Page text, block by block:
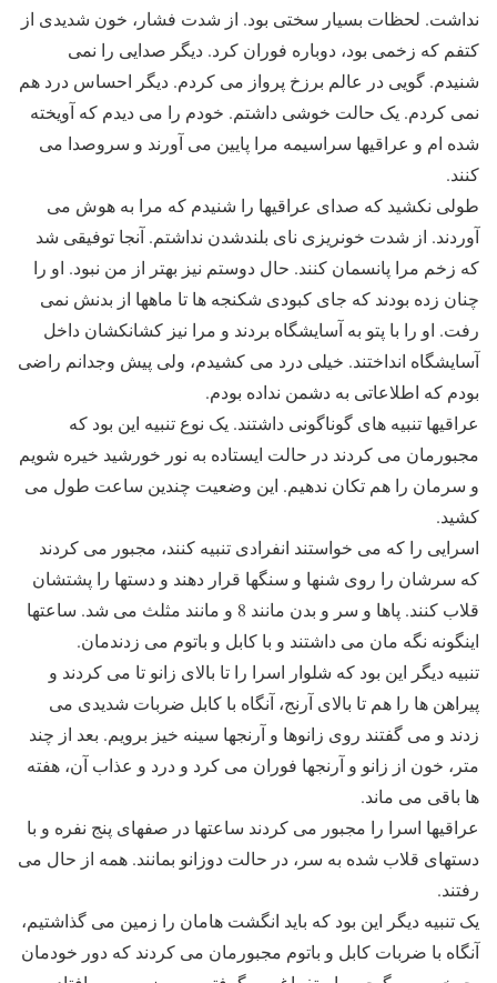
نداشت. لحظات بسیار سختی بود. از شدت فشار، خون شدیدی از
کتفم که زخمی بود، دوباره فوران کرد. دیگر صدایی را نمی
شنیدم. گویی در عالم برزخ پرواز می کردم. دیگر احساس درد هم
نمی کردم. یک حالت خوشی داشتم. خودم را می دیدم که آویخته
شده ام و عراقیها سراسیمه مرا پایین می آورند و سروصدا می
کنند.
طولی نکشید که صدای عراقیها را شنیدم که مرا به هوش می
آوردند. از شدت خونریزی نای بلندشدن نداشتم. آنجا توفیقی شد
که زخم مرا پانسمان کنند. حال دوستم نیز بهتر از من نبود. او را
چنان زده بودند که جای کبودی شکنجه ها تا ماهها از بدنش نمی
رفت. او را با پتو به آسایشگاه بردند و مرا نیز کشانکشان داخل
آسایشگاه انداختند. خیلی درد می کشیدم، ولی پیش وجدانم راضی
بودم که اطلاعاتی به دشمن نداده بودم.
عراقیها تنبیه های گوناگونی داشتند. یک نوع تنبیه این بود که
مجبورمان می کردند در حالت ایستاده به نور خورشید خیره شویم
و سرمان را هم تکان ندهیم. این وضعیت چندین ساعت طول می
کشید.
اسرایی را که می خواستند انفرادی تنبیه کنند، مجبور می کردند
که سرشان را روی شنها و سنگها قرار دهند و دستها را پشتشان
قلاب کنند. پاها و سر و بدن مانند 8 و مانند مثلث می شد. ساعتها
اینگونه نگه مان می داشتند و با کابل و باتوم می زدندمان.
تنبیه دیگر این بود که شلوار اسرا را تا بالای زانو تا می کردند و
پیراهن ها را هم تا بالای آرنج، آنگاه با کابل ضربات شدیدی می
زدند و می گفتند روی زانوها و آرنجها سینه خیز برویم. بعد از چند
متر، خون از زانو و آرنجها فوران می کرد و درد و عذاب آن، هفته
ها باقی می ماند.
عراقیها اسرا را مجبور می کردند ساعتها در صفهای پنج نفره و با
دستهای قلاب شده به سر، در حالت دوزانو بمانند. همه از حال می
رفتند.
یک تنبیه دیگر این بود که باید انگشت هامان را زمین می گذاشتیم،
آنگاه با ضربات کابل و باتوم مجبورمان می کردند که دور خودمان